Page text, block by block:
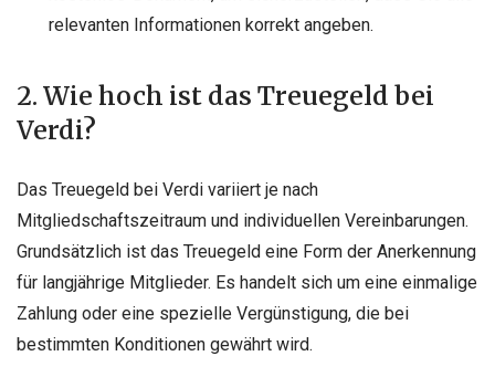
relevanten Informationen korrekt angeben.
2. Wie hoch ist das Treuegeld bei
Verdi?
Das Treuegeld bei Verdi variiert je nach
Mitgliedschaftszeitraum und individuellen Vereinbarungen.
Grundsätzlich ist das Treuegeld eine Form der Anerkennung
für langjährige Mitglieder. Es handelt sich um eine einmalige
Zahlung oder eine spezielle Vergünstigung, die bei
bestimmten Konditionen gewährt wird.